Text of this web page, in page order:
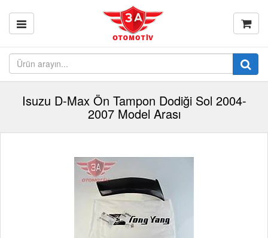
Isuzu D-Max Ön Tampon Dodiği Sol 2004-
2007 Model Arası